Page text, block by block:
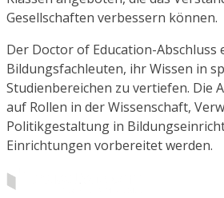
Gesellschaften verbessern können.
Der Doctor of Education-Abschluss
Bildungsfachleuten, ihr Wissen in
Studienbereichen zu vertiefen. Die
auf Rollen in der Wissenschaft,
Politikgestaltung in
Einrichtungen vorbereitet werden.